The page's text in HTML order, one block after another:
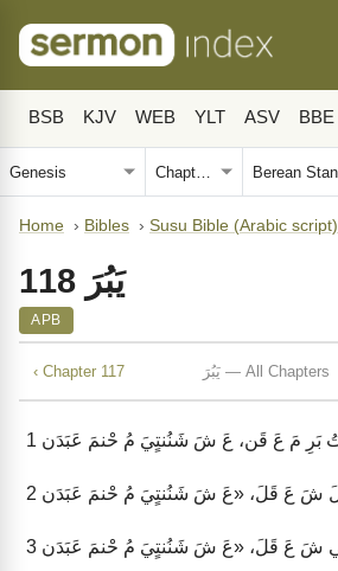
BSB KJV WEB YLT ASV BBE
Home › Bibles › Susu Bible (Arabic script)
يَبُرَ 118
APB
‹ Chapter 117 يَبُرَ — All Chapters
1
2
3